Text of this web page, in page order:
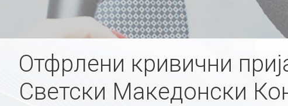
Отфрлени кривични
Светски Македонски